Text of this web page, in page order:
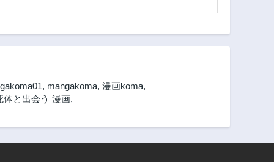
, mangakoma, 漫画koma,
体と出会う 漫画,